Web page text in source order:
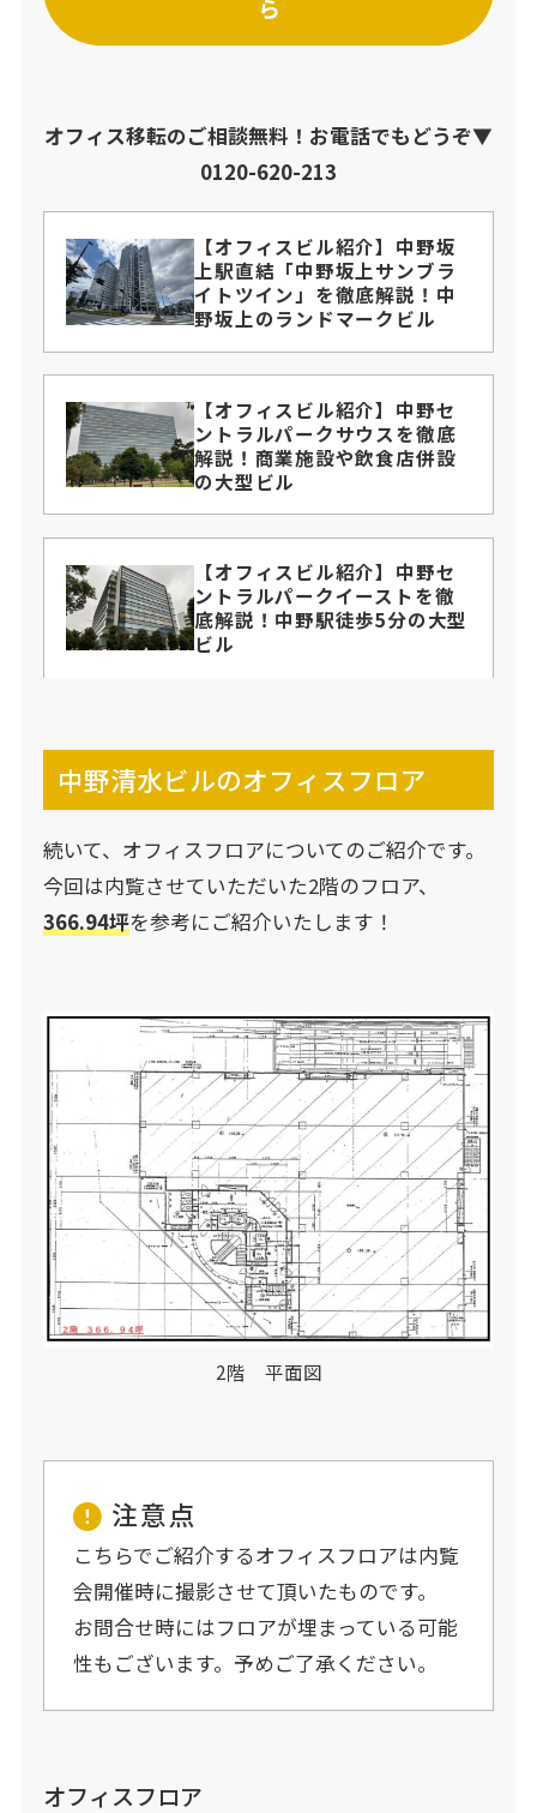
ら
オフィス移転のご相談無料！お電話でもどうぞ▼
0120-620-213
【オフィスビル紹介】中野坂
上駅直結「中野坂上サンブラ
イトツイン」を徹底解説！中
野坂上のランドマークビル
【オフィスビル紹介】中野セ
ントラルパークサウスを徹底
解説！商業施設や飲食店併設
の大型ビル
【オフィスビル紹介】中野セ
ントラルパークイーストを徹
底解説！中野駅徒歩5分の大型
ビル
中野清水ビルのオフィスフロア
続いて、オフィスフロアについてのご紹介です。
今回は内覧させていただいた2階のフロア、
366.94坪を参考にご紹介いたします！
2階 平面図
注意点
こちらでご紹介するオフィスフロアは内覧
会開催時に撮影させて頂いたものです。
お問合せ時にはフロアが埋まっている可能
性もございます。予めご了承ください。
オフィスフロア